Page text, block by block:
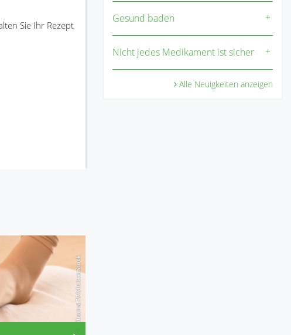
Sie Ihr Rezept
Gesund baden
Nicht jedes Medikament ist sicher
Alle Neuigkeiten anzeigen